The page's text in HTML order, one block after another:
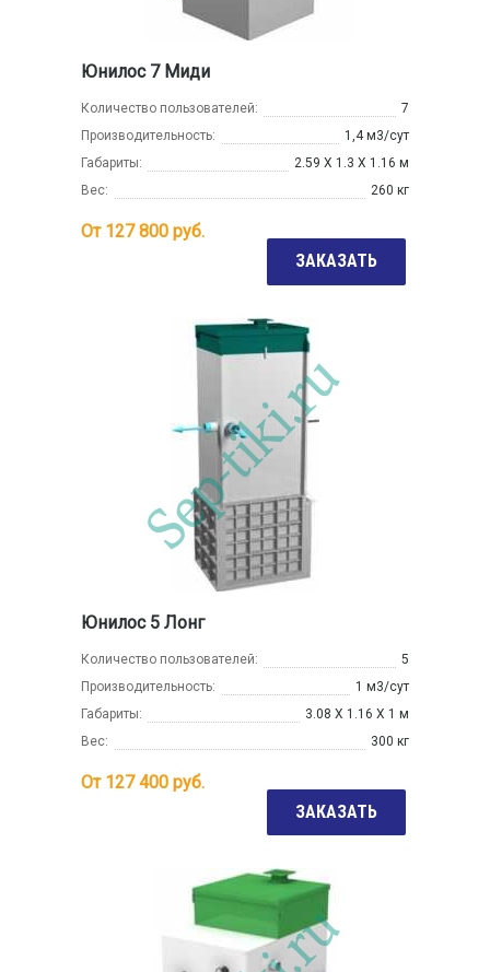
Юнилос 7 Миди
Количество пользователей:
7
Производительность:
1,4 м3/сут
Габариты:
2.59 Х 1.3 Х 1.16 м
Вес:
260 кг
От 127 800 руб.
ЗАКАЗАТЬ
Юнилос 5 Лонг
Количество пользователей:
5
Производительность:
1 м3/сут
Габариты:
3.08 Х 1.16 Х 1 м
Вес:
300 кг
От 127 400 руб.
ЗАКАЗАТЬ